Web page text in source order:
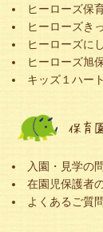
ヒーローズ保
ヒーローズき
ヒーローズに
ヒーローズ旭
キッズ１ハー
保育
入園・見学の
在園児保護者
よくあるご質